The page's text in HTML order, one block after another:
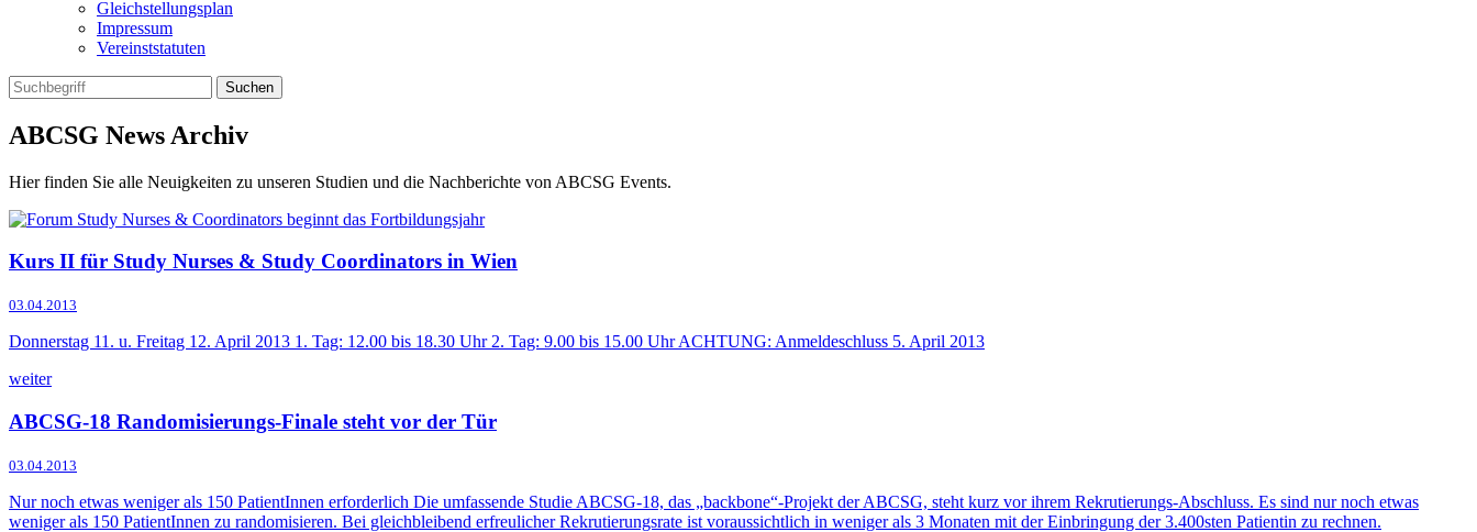
Gleichstellungsplan
Impressum
Vereinststatuten
ABCSG News Archiv
Hier finden Sie alle Neuigkeiten zu unseren Studien und die Nachberichte von ABCSG Events.
Kurs II für Study Nurses & Study Coordinators in Wien
03.04.2013
Donnerstag 11. u. Freitag 12. April 2013 1. Tag: 12.00 bis 18.30 Uhr 2. Tag: 9.00 bis 15.00 Uhr ACHTUNG: Anmeldeschluss 5. April 2013
weiter
ABCSG-18 Randomisierungs-Finale steht vor der Tür
03.04.2013
Nur noch etwas weniger als 150 PatientInnen erforderlich Die umfassende Studie ABCSG-18, das „backbone“-Projekt der ABCSG, steht kurz vor ihrem Rekrutierungs-Abschluss. Es sind nur noch etwas
weniger als 150 PatientInnen zu randomisieren. Bei gleichbleibend erfreulicher Rekrutierungsrate ist voraussichtlich in weniger als 3 Monaten mit der Einbringung der 3.400sten Patientin zu rechnen.